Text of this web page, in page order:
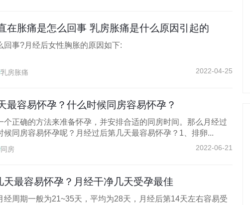
在胀痛是怎么回事 乳房胀痛是什么原因引起的
回事?月经后女性胸胀的原因如下:
乳房胀痛 2022-04-25
最容易怀孕？什么时候同房容易怀孕？
个正确的方法来准备怀孕，并安排合适的同房时间。那么月经过
候同房容易怀孕呢？月经过后第几天最容易怀孕？1、排卵...
同房 2022-06-21
天最容易怀孕？月经干净几天受孕最佳
经周期一般为21~35天，平均为28天，月经后第14天左右容易受